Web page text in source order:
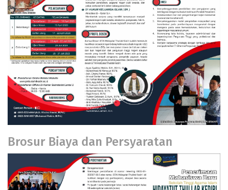
Brosur Biaya dan Persyaratan